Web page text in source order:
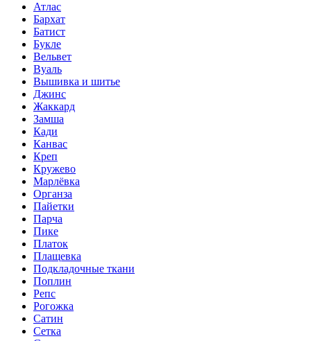
Атлас
Бархат
Батист
Букле
Вельвет
Вуаль
Вышивка и шитье
Джинс
Жаккард
Замша
Кади
Канвас
Креп
Кружево
Марлёвка
Органза
Пайетки
Парча
Пике
Платок
Плащевка
Подкладочные ткани
Поплин
Репс
Рогожка
Сатин
Сетка